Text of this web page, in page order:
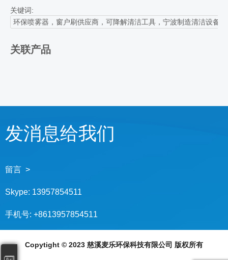
关键词:
环保喷雾器，窗户刷供应商，可降解清洁工具，宁波制造清洁设备
关联产品
发消息给我们
留言 >
Skype: 13957854511
手机号: +8613957854511
Copytight © 2023 慈溪麦乐环保科技有限公司 版权所有